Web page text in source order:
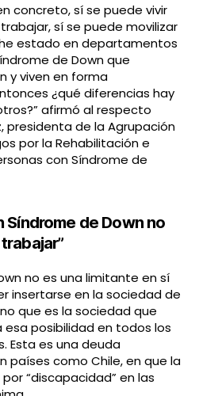
concreto, sí se puede vivir
sí se puede movilizar
estado en departamentos
de Down que
y viven en forma
¿qué diferencias hay
afirmó al respecto
presidenta de la Agrupación
por la Rehabilitación e
con Síndrome de
Síndrome de Down no
no es una limitante en sí
insertarse en la sociedad de
que es la sociedad que
posibilidad en todos los
Esta es una deuda
países como Chile, en que la
“discapacidad” en las